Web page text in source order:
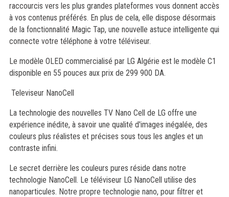
raccourcis vers les plus grandes plateformes vous donnent accès
à vos contenus préférés. En plus de cela, elle dispose désormais
de la fonctionnalité Magic Tap, une nouvelle astuce intelligente qui
connecte votre téléphone à votre téléviseur.
Le modèle OLED commercialisé par LG Algérie est le modèle C1
disponible en 55 pouces aux prix de 299 900 DA.
Televiseur NanoCell
La technologie des nouvelles TV Nano Cell de LG offre une
expérience inédite, à savoir une qualité d'images inégalée, des
couleurs plus réalistes et précises sous tous les angles et un
contraste infini.
Le secret derrière les couleurs pures réside dans notre
technologie NanoCell. Le téléviseur LG NanoCell utilise des
nanoparticules. Notre propre technologie nano, pour filtrer et